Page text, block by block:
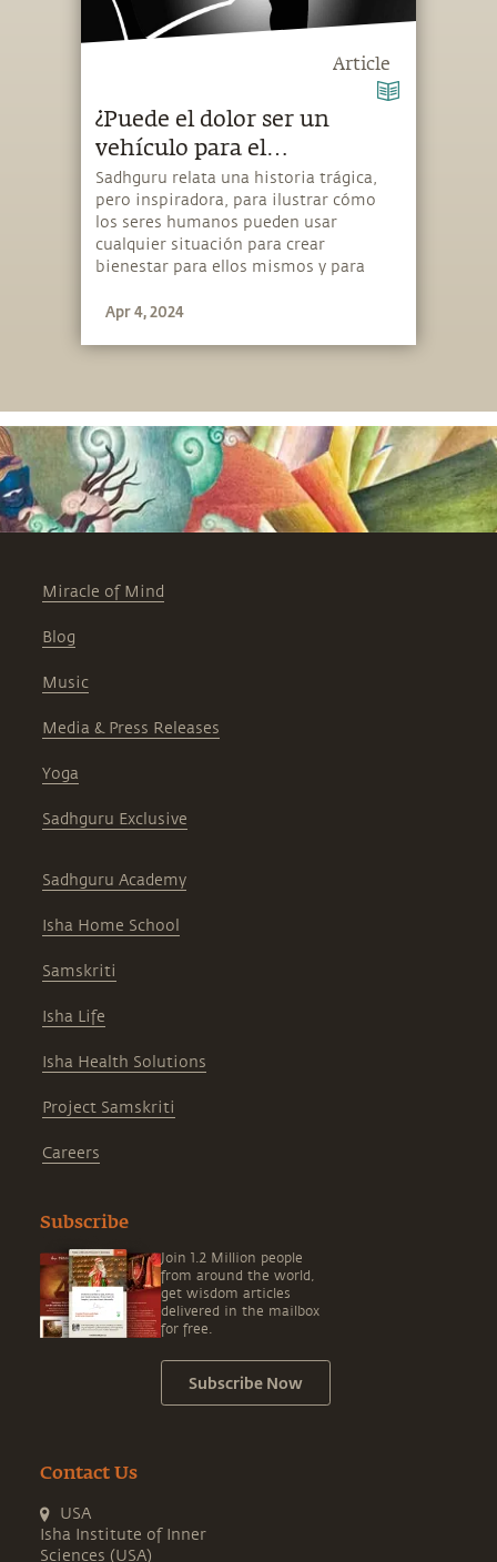
Article
¿Puede el dolor ser un
vehículo para el
crecimiento?
Sadhguru relata una historia trágica,
pero inspiradora, para ilustrar cómo
los seres humanos pueden usar
cualquier situación para crear
bienestar para ellos mismos y para
Apr 4, 2024
Miracle of Mind
Blog
Music
Media & Press Releases
Yoga
Sadhguru Exclusive
Sadhguru Academy
Isha Home School
Samskriti
Isha Life
Isha Health Solutions
Project Samskriti
Careers
Subscribe
Join 1.2 Million people
from around the world,
get wisdom articles
delivered in the mailbox
for free.
Subscribe Now
Contact Us
USA
Isha Institute of Inner
Sciences (USA)